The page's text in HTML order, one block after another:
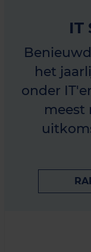
IT
het
onder
meest